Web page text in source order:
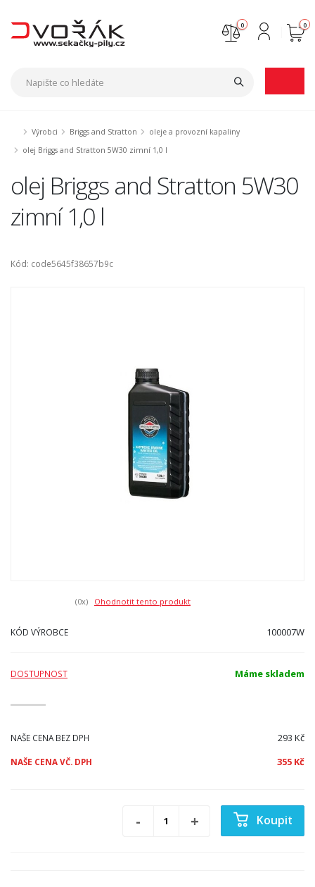
0
0
Výrobci Briggs and Stratton
oleje a provozní kapaliny
olej Briggs and Stratton 5W30 zimní 1,0 l
olej Briggs and Stratton 5W30
zimní 1,0 l
Kód: code5645f38657b9c
(0x) Ohodnotit tento produkt
KÓD VÝROBCE 100007W
DOSTUPNOST Máme skladem
NAŠE CENA BEZ DPH 293 Kč
NAŠE CENA VČ. DPH 355 Kč
Koupit